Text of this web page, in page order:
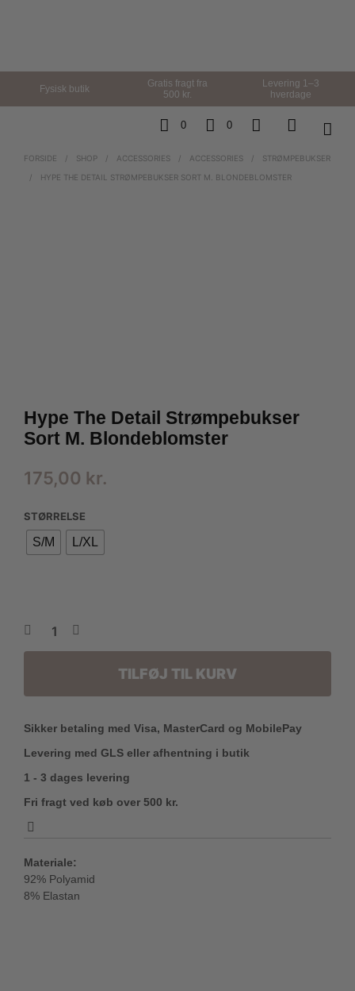
Fysisk butik
Gratis fragt fra
500 kr.
Levering 1–3
hverdage
0 0
FORSIDE / SHOP / ACCESSORIES / ACCESSORIES /
STRØMPEBUKSER
/
HYPE THE DETAIL STRØMPEBUKSER SORT M. BLONDEBLOMSTER
Hype The Detail Strømpebukser
Sort M. Blondeblomster
175,00 kr.
STØRRELSE
S/M L/XL
TILFØJ TIL KURV
Sikker betaling med Visa, MasterCard og MobilePay
Levering med GLS eller afhentning i butik
1 - 3 dages levering
Fri fragt ved køb over 500 kr.
Materiale:
92% Polyamid
8% Elastan